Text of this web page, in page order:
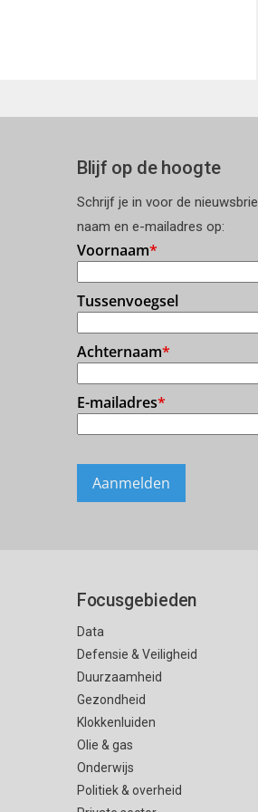
Blijf op de hoogte
Schrijf je in voor de
naam en e-mailadres op:
Focusgebieden
Data
Defensie & Veiligheid
Duurzaamheid
Gezondheid
Klokkenluiden
Olie & gas
Onderwijs
Politiek & overheid